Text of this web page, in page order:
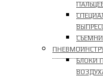
БЛОКИ